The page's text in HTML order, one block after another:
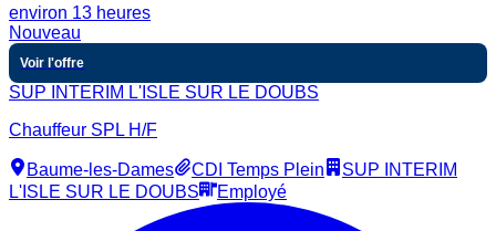
environ 13 heures
Nouveau
Voir l'offre
SUP INTERIM L'ISLE SUR LE DOUBS
Chauffeur SPL H/F
Baume-les-Dames CDI Temps Plein
SUP INTERIM
L'ISLE SUR LE DOUBS
Employé